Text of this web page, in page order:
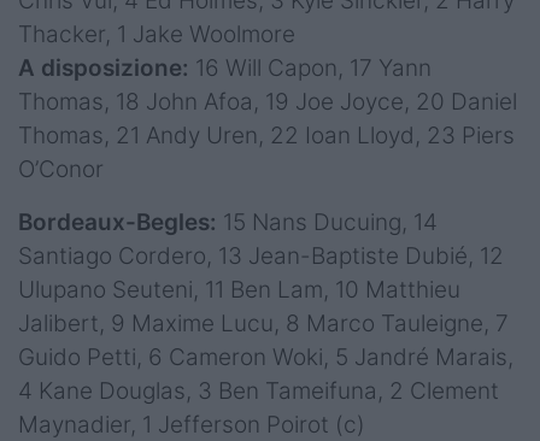
Thacker, 1 Jake Woolmore
A disposizione: 16 Will Capon, 17 Yann
Thomas, 18 John Afoa, 19 Joe Joyce, 20 Daniel
Thomas, 21 Andy Uren, 22 Ioan Lloyd, 23 Piers
O’Conor
Bordeaux-Begles: 15 Nans Ducuing, 14
Santiago Cordero, 13 Jean-Baptiste Dubié, 12
Ulupano Seuteni, 11 Ben Lam, 10 Matthieu
Jalibert, 9 Maxime Lucu, 8 Marco Tauleigne, 7
Guido Petti, 6 Cameron Woki, 5 Jandré Marais,
4 Kane Douglas, 3 Ben Tameifuna, 2 Clement
Maynadier, 1 Jefferson Poirot (c)